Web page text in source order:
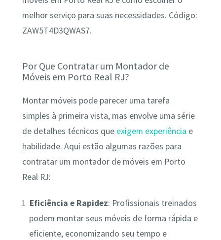
melhor serviço para suas necessidades. Código:
ZAW5T4D3QWAS7.
Por Que Contratar um Montador de
Móveis em Porto Real RJ?
Montar móveis pode parecer uma tarefa
simples à primeira vista, mas envolve uma série
de detalhes técnicos que exigem experiência e
habilidade. Aqui estão algumas razões para
contratar um montador de móveis em Porto
Real RJ:
Eficiência e Rapidez: Profissionais treinados
podem montar seus móveis de forma rápida e
eficiente, economizando seu tempo e